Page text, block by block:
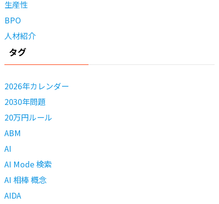
生産性
BPO
人材紹介
タグ
2026年カレンダー
2030年問題
20万円ルール
ABM
AI
AI Mode 検索
AI 相棒 概念
AIDA